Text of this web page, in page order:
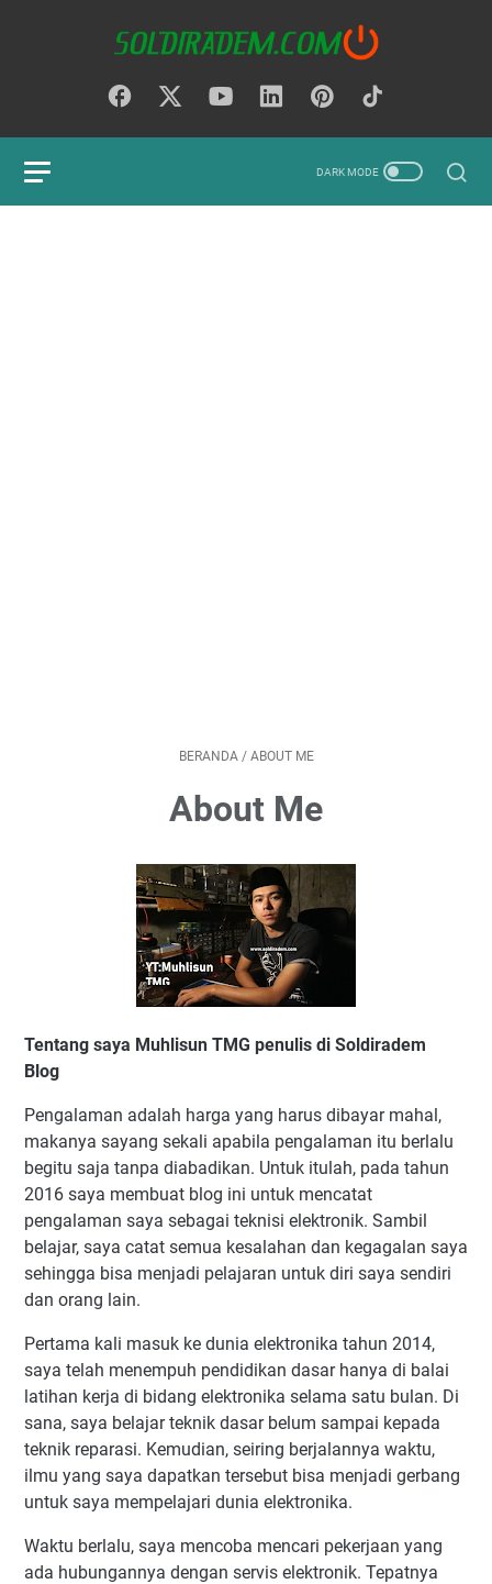
BERANDA / ABOUT ME
About Me
Tentang saya Muhlisun TMG penulis di Soldiradem
Blog
Pengalaman adalah harga yang harus dibayar mahal,
makanya sayang sekali apabila pengalaman itu berlalu
begitu saja tanpa diabadikan. Untuk itulah, pada tahun
2016 saya membuat blog ini untuk mencatat
pengalaman saya sebagai teknisi elektronik. Sambil
belajar, saya catat semua kesalahan dan kegagalan saya
sehingga bisa menjadi pelajaran untuk diri saya sendiri
dan orang lain.
Pertama kali masuk ke dunia elektronika tahun 2014,
saya telah menempuh pendidikan dasar hanya di balai
latihan kerja di bidang elektronika selama satu bulan. Di
sana, saya belajar teknik dasar belum sampai kepada
teknik reparasi. Kemudian, seiring berjalannya waktu,
ilmu yang saya dapatkan tersebut bisa menjadi gerbang
untuk saya mempelajari dunia elektronika.
Waktu berlalu, saya mencoba mencari pekerjaan yang
ada hubungannya dengan servis elektronik. Tepatnya